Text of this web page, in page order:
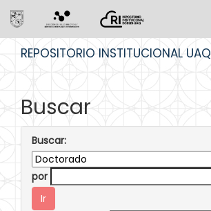
REPOSITORIO INSTITUCIONAL UAQ
Buscar
Buscar:
por